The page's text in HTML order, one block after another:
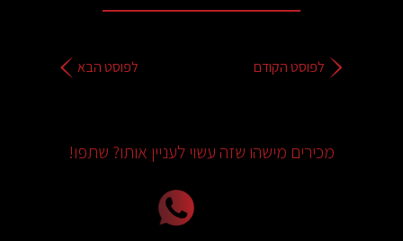
לפוסט הקודם לפוסט הבא
מכירים מישהו שזה עשוי לעניין אותו? שתפו!